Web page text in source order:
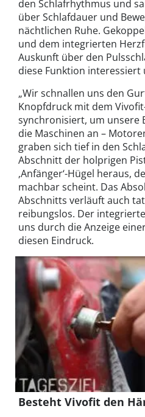
den Schlafrhythmus und
über Schlafdauer und
nächtlichen Ruhe.
und dem integrierten
Auskunft über den
diese Funktion interessiert
„Wir schnallen uns den
Knopfdruck mit dem
synchronisiert, um unsere
die Maschinen an –
graben sich tief in den
Abschnitt der holprigen
‚Anfänger‘-Hügel heraus,
machbar scheint. Das
Abschnitts verläuft auch
reibungslos. Der
uns durch die Anzeige
diesen Eindruck.
Besteht Vivofit den